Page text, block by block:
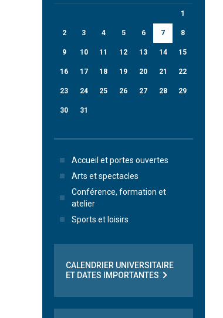
1
2 3 4 5 6 7 8
9 10 11 12 13 14 15
16 17 18 19 20 21 22
23 24 25 26 27 28 29
30 31
Accueil et portes ouvertes
Arts et spectacles
Conférence, formation et
atelier
Sports et loisirs
CALENDRIER UNIVERSITAIRE
ET DATES IMPORTANTES